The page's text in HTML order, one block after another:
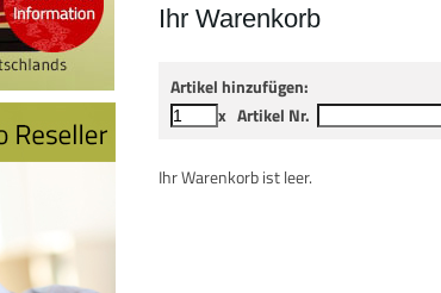
Ihr Warenkorb
Artikel hinzufügen:
x Artikel Nr.
Ihr Warenkorb ist leer.